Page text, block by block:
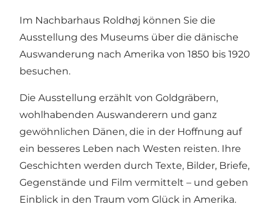
Im Nachbarhaus Roldhøj können Sie die
Ausstellung des Museums über die dänische
Auswanderung nach Amerika von 1850 bis 1920
besuchen.
Die Ausstellung erzählt von Goldgräbern,
wohlhabenden Auswanderern und ganz
gewöhnlichen Dänen, die in der Hoffnung auf
ein besseres Leben nach Westen reisten. Ihre
Geschichten werden durch Texte, Bilder, Briefe,
Gegenstände und Film vermittelt – und geben
Einblick in den Traum vom Glück in Amerika.